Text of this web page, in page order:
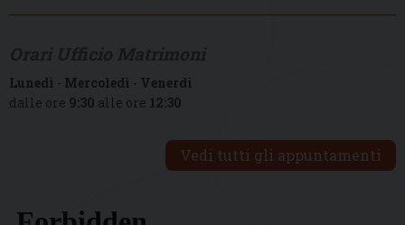
Lunedì - Mercoledì - Venerdì
dalle ore 9:30 alle ore 12:30
Vedi tutti gli appuntamenti